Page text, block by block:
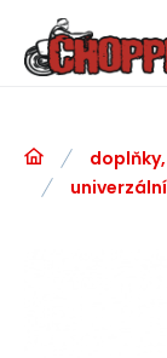
univerzální